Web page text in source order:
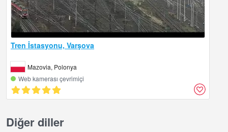
Tren İstasyonu, Varşova
Mazovia, Polonya
Web kamerası çevrimiçi
Diğer diller